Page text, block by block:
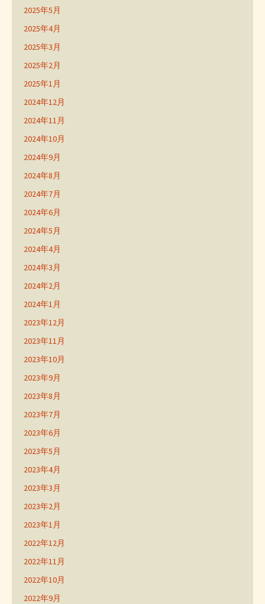
2025年5月
2025年4月
2025年3月
2025年2月
2025年1月
2024年12月
2024年11月
2024年10月
2024年9月
2024年8月
2024年7月
2024年6月
2024年5月
2024年4月
2024年3月
2024年2月
2024年1月
2023年12月
2023年11月
2023年10月
2023年9月
2023年8月
2023年7月
2023年6月
2023年5月
2023年4月
2023年3月
2023年2月
2023年1月
2022年12月
2022年11月
2022年10月
2022年9月